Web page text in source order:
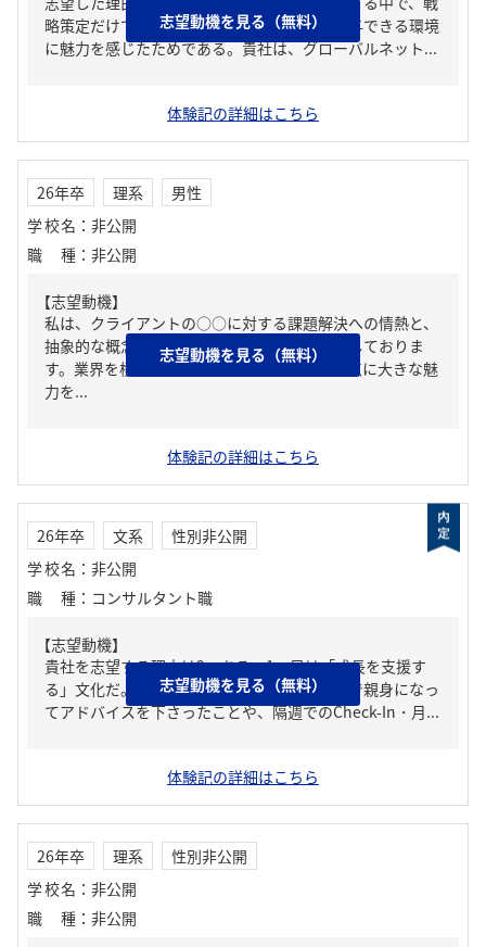
略策定だけでなく、実行フェーズまで深く関与できる環境
に魅力を感じたためである。貴社は、グローバルネット...
体験記の詳細はこちら
志望動機を見る（無料）
26年卒 理系
男性
学校名 ： 非公開
職種 ： 非公開
【志望動機】
私は、クライアントの○○に対する課題解決への情熱と、
抽象的な概念に柔軟に向き合う姿勢を大切にしておりま
す。業界を横断する視点で多様な○○に挑む点に大きな魅
力を...
体験記の詳細はこちら
志望動機を見る（無料）
26年卒 文系
性別非公開
学校名 ： 非公開
職種 ： コンサルタント職
【志望動機】
貴社を志望する理由は2つある。1つ目は「成長を支援す
る」文化だ。ジョブでの個別フィードバックで親身になっ
てアドバイスを下さったことや、隔週でのCheck-In・月...
体験記の詳細はこちら
志望動機を見る（無料）
26年卒 理系
性別非公開
学校名 ： 非公開
職種 ： 非公開